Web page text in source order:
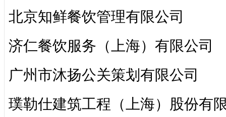
北京知鲜餐饮管理有限公司
济仁餐饮服务（上海）有限公司
广州市沐扬公关策划有限公司
璞勒仕建筑工程（上海）股份有